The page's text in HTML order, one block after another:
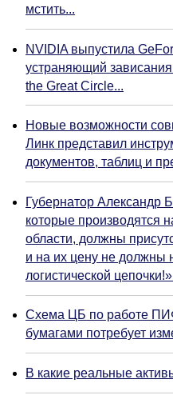
мстить...
NVIDIA выпустила
устраняющий
the Great Circle...
Новые возможности
Линк представил
документов, таблиц и
Губернатор Александр
которые производятся
области, должны
и на их цену не должны
логистической
Схема ЦБ по работе
бумагами потребует
В какие реальные